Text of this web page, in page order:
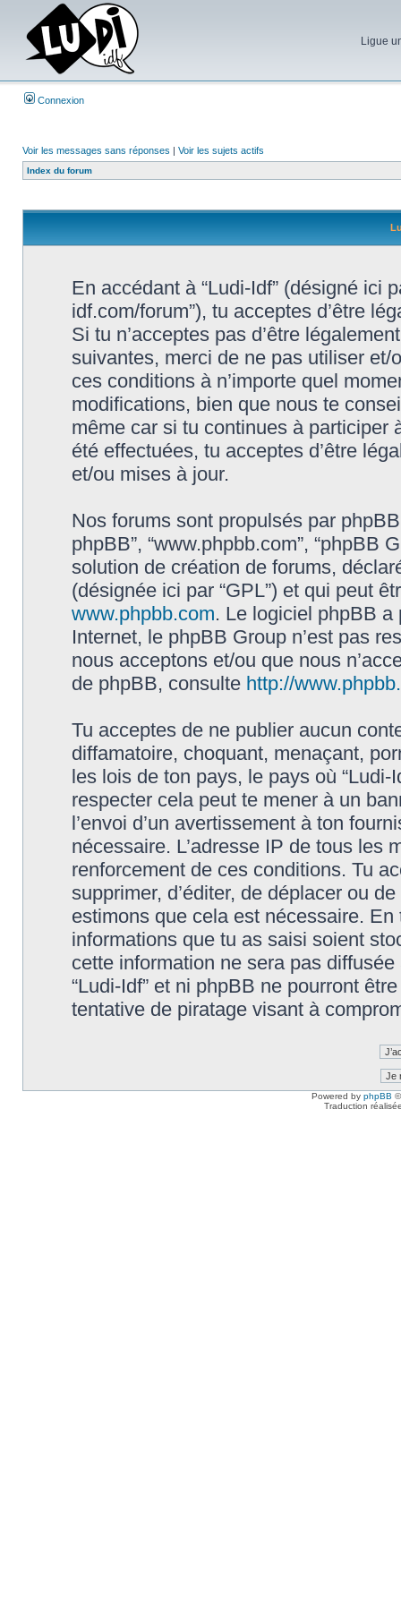
Ligue
Connexion
Voir les messages sans réponses | Voir les sujets actifs
Index du forum
En accédant à “Ludi-Idf” (désigné ici
idf.com/forum”), tu acceptes d’être
Si tu n’acceptes pas d’être
suivantes, merci de ne pas utiliser et/
ces conditions à n’importe quel
modifications, bien que nous te
même car si tu continues à participer
été effectuées, tu acceptes d’être
et/ou mises à jour.
Nos forums sont propulsés par phpBB
phpBB”, “www.phpbb.com”, “phpBB
solution de création de forums,
(désignée ici par “GPL”) et qui peut
www.phpbb.com. Le logiciel phpBB
Internet, le phpBB Group n’est pas
nous acceptons et/ou que nous
de phpBB, consulte http://
Tu acceptes de ne publier aucun
diffamatoire, choquant, menaçant,
les lois de ton pays, le pays où
respecter cela peut te mener à un
l’envoi d’un avertissement à ton
nécessaire. L’adresse IP de tous les
renforcement de ces conditions. Tu
supprimer, d’éditer, de déplacer ou
estimons que cela est nécessaire.
informations que tu as saisi soient
cette information ne sera pas
“Ludi-Idf” et ni phpBB ne pourront
tentative de piratage visant à
Powered by phpBB
Traduction